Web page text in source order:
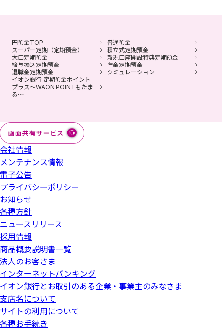
円預金TOP
普通預金
スーパー定期（定期預金）
積立式定期預金
大口定期預金
新規口座開設特典定期預金
給与振込定期預金
年金定期預金
退職金定期預金
シミュレーション
イオン銀行 定期預金ポイント
プラス～WAON POINTもたま
る～
会社情報
メンテナンス情報
電子公告
プライバシーポリシー
お知らせ
各種方針
ニュースリリース
採用情報
商品概要説明書一覧
法人のお客さま
インターネットバンキング
イオン銀行とお取引のある企業・事業主のみなさま
支店名について
サイトの利用について
各種お手続き